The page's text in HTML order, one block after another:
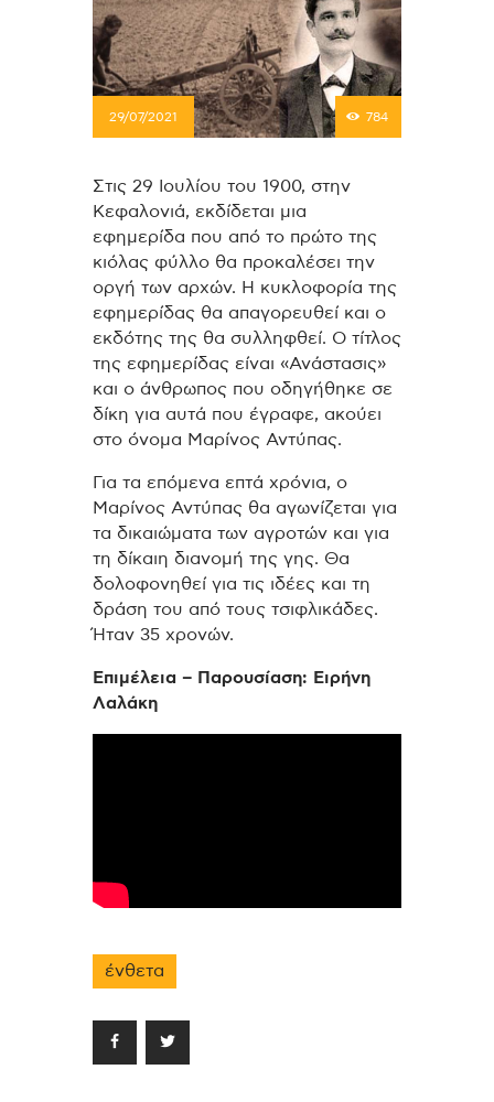
29/07/2021 784
Στις 29 Ιουλίου του 1900, στην
Κεφαλονιά, εκδίδεται μια
εφημερίδα που από το πρώτο της
κιόλας φύλλο θα προκαλέσει την
οργή των αρχών. Η κυκλοφορία της
εφημερίδας θα απαγορευθεί και ο
εκδότης της θα συλληφθεί. Ο τίτλος
της εφημερίδας είναι «Ανάστασις»
και ο άνθρωπος που οδηγήθηκε σε
δίκη για αυτά που έγραφε, ακούει
στο όνομα Μαρίνος Αντύπας.
Για τα επόμενα επτά χρόνια, ο
Μαρίνος Αντύπας θα αγωνίζεται για
τα δικαιώματα των αγροτών και για
τη δίκαιη διανομή της γης. Θα
δολοφονηθεί για τις ιδέες και τη
δράση του από τους τσιφλικάδες.
Ήταν 35 χρονών.
Επιμέλεια – Παρουσίαση: Ειρήνη
Λαλάκη
ένθετα